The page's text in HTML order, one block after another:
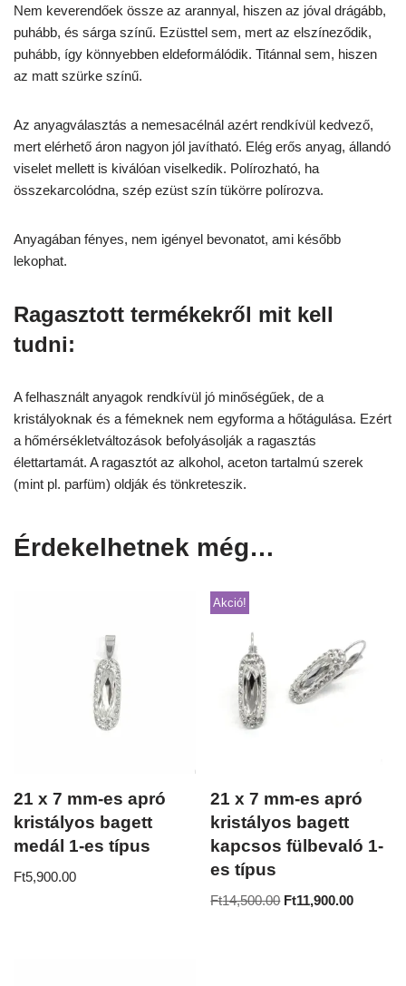
Nem keverendőek össze az arannyal, hiszen az jóval drágább,
puhább, és sárga színű. Ezüsttel sem, mert az elszíneződik,
puhább, így könnyebben eldeformálódik. Titánnal sem, hiszen
az matt szürke színű.
Az anyagválasztás a nemesacélnál azért rendkívül kedvező,
mert elérhető áron nagyon jól javítható. Elég erős anyag, állandó
viselet mellett is kiválóan viselkedik. Polírozható, ha
összekarcolódna, szép ezüst szín tükörre polírozva.
Anyagában fényes, nem igényel bevonatot, ami később
lekophat.
Ragasztott termékekről mit kell
tudni:
A felhasznált anyagok rendkívül jó minőségűek, de a
kristályoknak és a fémeknek nem egyforma a hőtágulása. Ezért
a hőmérsékletváltozások befolyásolják a ragasztás
élettartamát. A ragasztót az alkohol, aceton tartalmú szerek
(mint pl. parfüm) oldják és tönkreteszik.
Érdekelhetnek még…
21 x 7 mm-es apró
kristályos bagett
medál 1-es típus
Ft5,900.00
Akció!
21 x 7 mm-es apró
kristályos bagett
kapcsos fülbevaló 1-
es típus
Ft14,500.00 Ft11,900.00